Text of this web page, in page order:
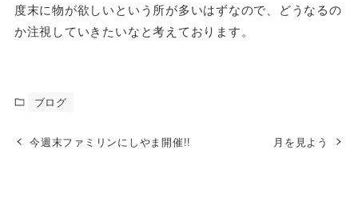
度末に物が欲しいという所が多いはずなので、どうなるの
か注視していきたいなと考えております。
ブログ
今週末ファミリンにしやま開催!! 月を見よう